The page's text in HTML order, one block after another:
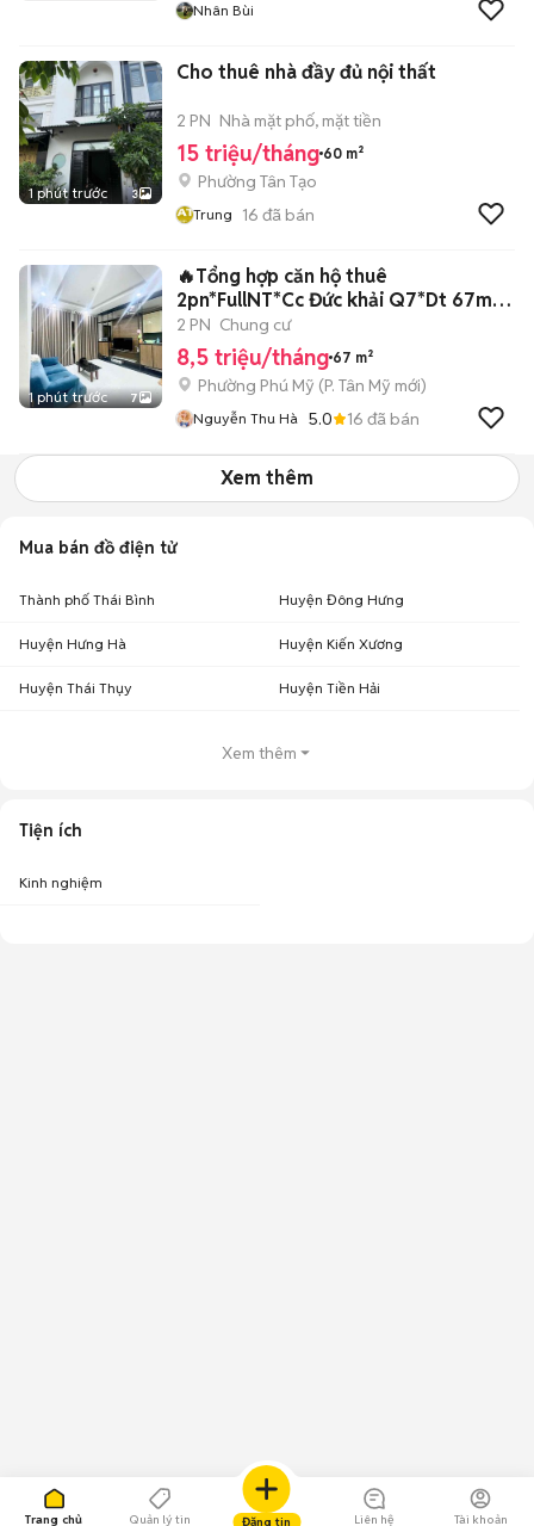
Trang chủ Quản lý tin Đăng tin Liên hệ Tài khoản
Nhân Bùi
1 phút trước 3
Cho thuê nhà đầy đủ nội thất
2 PN Nhà mặt phố, mặt tiền
15 triệu/tháng 60 m²
Phường Tân Tạo
Trung 16 đã bán
1 phút trước 7
🔥Tổng hợp căn hộ thuê
2pn*FullNT*Cc Đức khải Q7*Dt 67m2-
8.5 tr
2 PN Chung cư
8,5 triệu/tháng 67 m²
Phường Phú Mỹ (P. Tân Mỹ mới)
Nguyễn Thu Hà 5.0 16 đã bán
Xem thêm
Mua bán đồ điện tử
Thành phố Thái Bình Huyện Đông Hưng
Huyện Hưng Hà Huyện Kiến Xương
Huyện Thái Thụy Huyện Tiền Hải
Xem thêm
Tiện ích
Kinh nghiệm